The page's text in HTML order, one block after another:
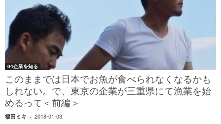
04企業を知る
このままでは日本でお魚が食べられなくなるかも
しれない。で、東京の企業が三重県にて漁業を始
めるって＜前編＞
福田ミキ - 2018-01-03